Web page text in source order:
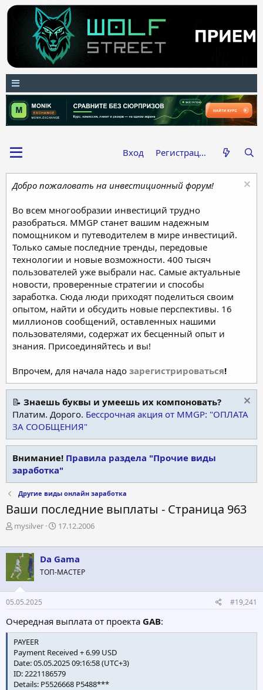
Вход Регистрация
Добро пожаловать на инвестиционный форум!
Во всем многообразии инвестиций трудно
разобраться. MMGP станет вашим надежным
помощником и путеводителем в мире инвестиций.
Только самые последние тренды, передовые
технологии и новые возможности. 400 тысяч
пользователей уже выбрали нас. Самые актуальные
новости, проверенные стратегии и способы
заработка. Сюда люди приходят поделиться своим
опытом, найти и обсудить новые перспективы. 16
миллионов сообщений, оставленных нашими
пользователями, содержат их бесценный опыт и
знания. Присоединяйтесь и вы!
Впрочем, для начала надо зарегистрироваться!
📝 Знаешь буквы и умеешь их компоновать?
Платим. Дорого. Бессрочная акция от MMGP: "ОПЛАТА
ЗА СООБЩЕНИЯ"
Внимание! Правила раздела "Прочие виды
заработка"
Другие виды онлайн заработка
Ваши последние выплаты - Страница 963
А
т
о
р
т
е
м
ы
mysilver
Д
т
а
н
а
ч
л
а
17.12.2006
Da Gama
ТОП-МАСТЕР
05.05.2025 #19,241
Очередная выплата от проекта GAB:
PAYEER
Payment Received + 6.99 USD
Date: 05.05.2025 09:16:58 (UTC+3)
ID: 2221186579
Details: P5526668 P5488***